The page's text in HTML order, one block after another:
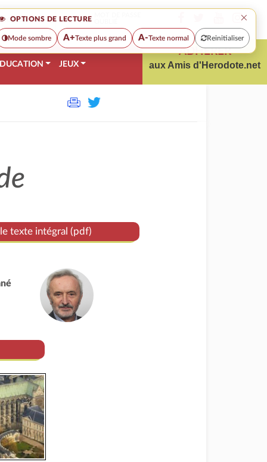
OPTIONS DE LECTURE ×
Mode sombre A+Texte plus grand A-Texte normal Reinitialiser
JEUX
ADHÉRER
aux Amis d'Herodote.net
texte intégral (pdf)